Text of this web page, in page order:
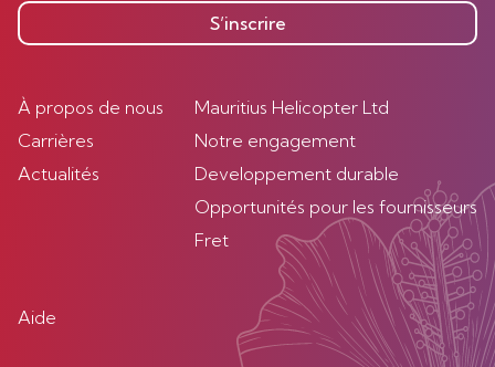
S’inscrire
À propos de nous
Carrières
Actualités
Mauritius Helicopter Ltd
Notre engagement
Developpement durable
Opportunités pour les fournisseurs
Fret
Aide